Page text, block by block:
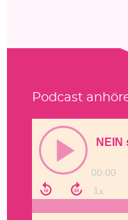
Podcast